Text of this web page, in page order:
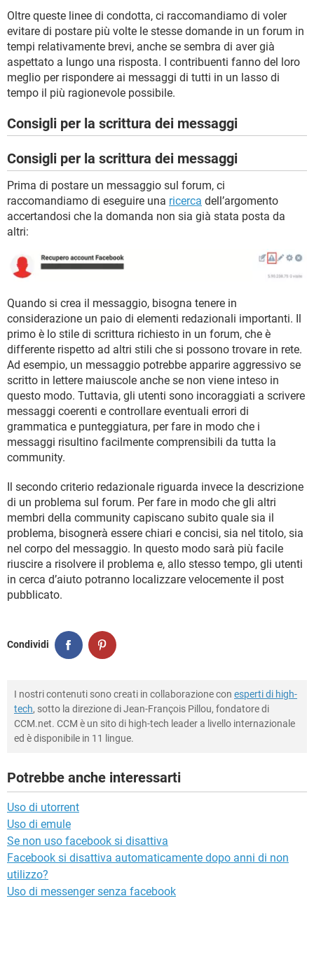
Oltre queste linee di condotta, ci raccomandiamo di voler
evitare di postare più volte le stesse domande in un forum in
tempi relativamente brevi, anche se sembra di aver già
aspettato a lungo una risposta. I contribuenti fanno del loro
meglio per rispondere ai messaggi di tutti in un lasso di
tempo il più ragionevole possibile.
Consigli per la scrittura dei messaggi
Consigli per la scrittura dei messaggi
Prima di postare un messaggio sul forum, ci
raccomandiamo di eseguire una ricerca dell’argomento
accertandosi che la domanda non sia già stata posta da
altri:
Quando si crea il messaggio, bisogna tenere in
considerazione un paio di elementi redazionali importanti. Il
primo è lo stile di scrittura richiesto in un forum, che è
differente rispetto ad altri stili che si possono trovare in rete.
Ad esempio, un messaggio potrebbe apparire aggressivo se
scritto in lettere maiuscole anche se non viene inteso in
questo modo. Tuttavia, gli utenti sono incoraggiati a scrivere
messaggi coerenti e controllare eventuali errori di
grammatica e punteggiatura, per fare in modo che i
messaggi risultino facilmente comprensibili da tutta la
community.
Il secondo criterio redazionale riguarda invece la descrizione
di un problema sul forum. Per fare in modo che gli altri
membri della community capiscano subito quale sia il
problema, bisognerà essere chiari e concisi, sia nel titolo, sia
nel corpo del messaggio. In questo modo sarà più facile
riuscire a risolvere il problema e, allo stesso tempo, gli utenti
in cerca d’aiuto potranno localizzare velocemente il post
pubblicato.
Condividi
I nostri contenuti sono creati in collaborazione con esperti di high-
tech, sotto la direzione di Jean-François Pillou, fondatore di
CCM.net. CCM è un sito di high-tech leader a livello internazionale
ed è disponibile in 11 lingue.
Potrebbe anche interessarti
Uso di utorrent
Uso di emule
Se non uso facebook si disattiva
Facebook si disattiva automaticamente dopo anni di non
utilizzo?
Uso di messenger senza facebook